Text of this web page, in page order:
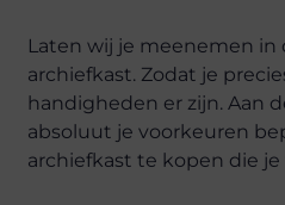
Laten wij je meenemen in
archiefkast. Zodat je
handigheden er zijn. Aan
absoluut je voorkeuren
archiefkast te kopen die je